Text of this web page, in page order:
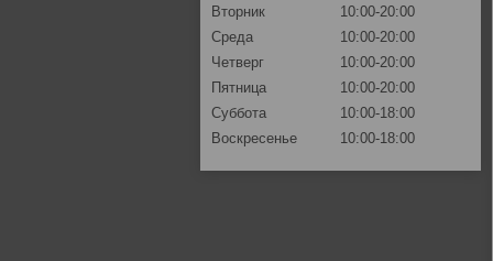
Вторник
10:00-20:00
Среда
10:00-20:00
Четверг
10:00-20:00
Пятница
10:00-20:00
Суббота
10:00-18:00
Воскресенье
10:00-18:00